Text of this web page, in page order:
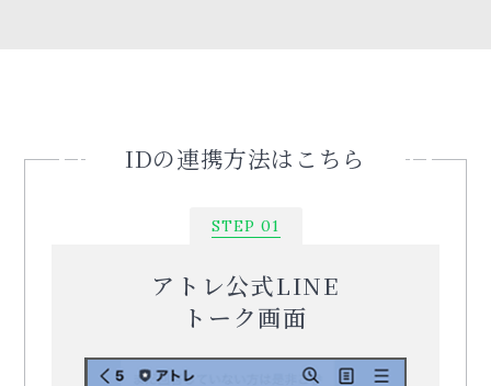
IDの連携方法はこちら
STEP 01
アトレ公式LINE
トーク画面